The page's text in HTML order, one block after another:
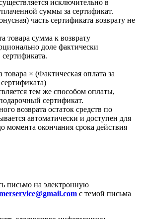
исключительно в
суммы за сертификат.
часть сертификата возврату не
сумма к возврату
доле фактически
× (Фактическая оплата за
тем же способом оплаты,
сертификат.
возврата остаток средств по
автоматически и доступен для
момента окончания срока действия
письмо на электронную
с темой письма